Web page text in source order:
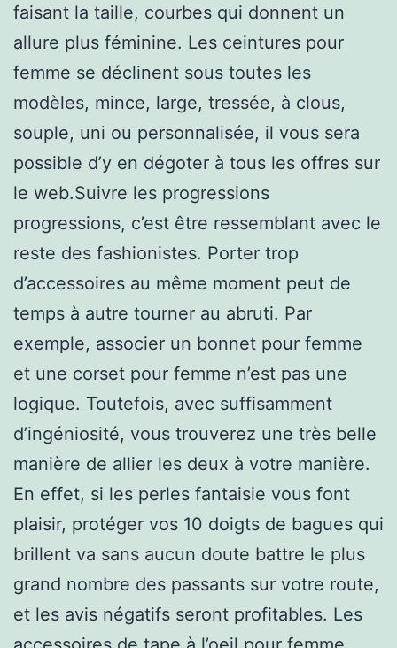
faisant la taille, courbes qui donnent un
allure plus féminine. Les ceintures pour
femme se déclinent sous toutes les
modèles, mince, large, tressée, à clous,
souple, uni ou personnalisée, il vous sera
possible d’y en dégoter à tous les offres sur
le web.Suivre les progressions
progressions, c’est être ressemblant avec le
reste des fashionistes. Porter trop
d’accessoires au même moment peut de
temps à autre tourner au abruti. Par
exemple, associer un bonnet pour femme
et une corset pour femme n’est pas une
logique. Toutefois, avec suffisamment
d’ingéniosité, vous trouverez une très belle
manière de allier les deux à votre manière.
En effet, si les perles fantaisie vous font
plaisir, protéger vos 10 doigts de bagues qui
brillent va sans aucun doute battre le plus
grand nombre des passants sur votre route,
et les avis négatifs seront profitables. Les